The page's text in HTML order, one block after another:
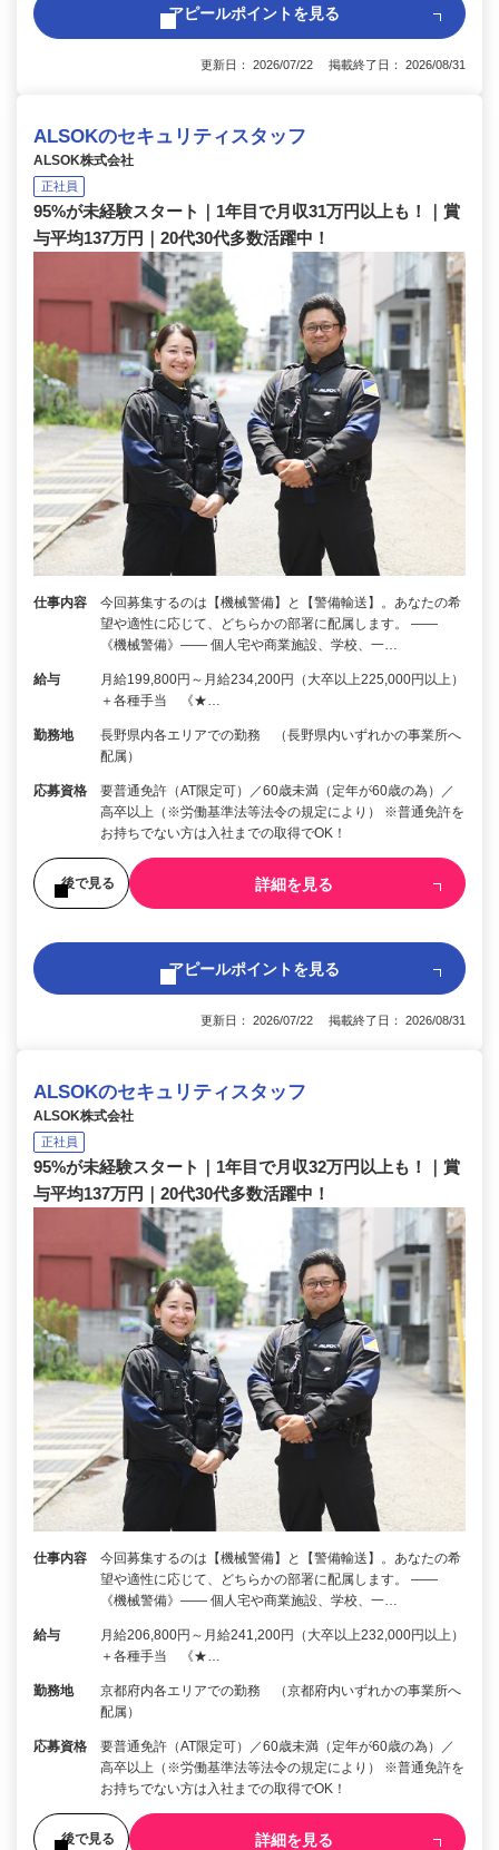
アピールポイントを見る
更新日： 2026/07/22 掲載終了日： 2026/08/31
ALSOKのセキュリティスタッフ
ALSOK株式会社
正社員
95%が未経験スタート｜1年目で月収31万円以上も！｜賞
与平均137万円｜20代30代多数活躍中！
仕事内容
今回募集するのは【機械警備】と【警備輸送】。あなたの希
望や適性に応じて、どちらかの部署に配属します。 ――
《機械警備》―― 個人宅や商業施設、学校、一…
給与
月給199,800円～月給234,200円（大卒以上225,000円以上）
＋各種手当 《★…
勤務地
長野県内各エリアでの勤務 （長野県内いずれかの事業所へ
配属）
応募資格
要普通免許（AT限定可）／60歳未満（定年が60歳の為）／
高卒以上（※労働基準法等法令の規定により） ※普通免許を
お持ちでない方は入社までの取得でOK！
後で見る 詳細を見る
アピールポイントを見る
更新日： 2026/07/22 掲載終了日： 2026/08/31
ALSOKのセキュリティスタッフ
ALSOK株式会社
正社員
95%が未経験スタート｜1年目で月収32万円以上も！｜賞
与平均137万円｜20代30代多数活躍中！
仕事内容
今回募集するのは【機械警備】と【警備輸送】。あなたの希
望や適性に応じて、どちらかの部署に配属します。 ――
《機械警備》―― 個人宅や商業施設、学校、一…
給与
月給206,800円～月給241,200円（大卒以上232,000円以上）
＋各種手当 《★…
勤務地
京都府内各エリアでの勤務 （京都府内いずれかの事業所へ
配属）
応募資格
要普通免許（AT限定可）／60歳未満（定年が60歳の為）／
高卒以上（※労働基準法等法令の規定により） ※普通免許を
お持ちでない方は入社までの取得でOK！
後で見る 詳細を見る